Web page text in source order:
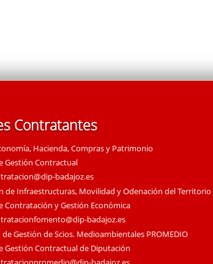
Contratantes
Hacienda, Compras y Patrimonio
Gestión Contractual
badajoz.es
de Infraestructuras, Movilidad y Odenación del Territorio
Contratación y Gestión Económica
badajoz.es
Gestión de Scios. Medioambientales PROMEDIO
Gestión Contractual de Diputación